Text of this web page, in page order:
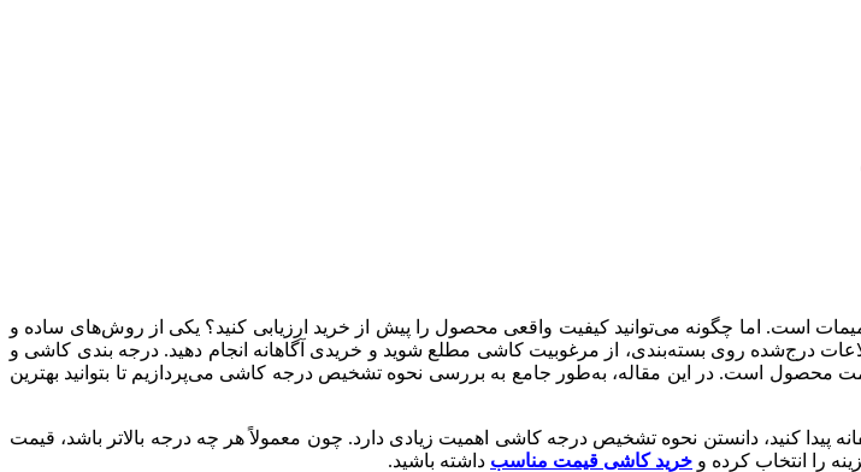
است. اما چگونه می‌توانید کیفیت واقعی محصول را پیش از خرید ارزیابی کنید؟ یکی از روش‌های ساده و
روی بسته‌بندی، از مرغوبیت کاشی مطلع شوید و خریدی آگاهانه انجام دهید. درجه بندی کاشی و
محصول است. در این مقاله، به‌طور جامع به بررسی نحوه تشخیص درجه کاشی می‌پردازیم تا بتوانید بهترین
پیدا کنید، دانستن نحوه تشخیص درجه کاشی اهمیت زیادی دارد. چون معمولاً هر چه درجه بالاتر باشد، قیمت
را انتخاب کرده و خرید کاشی قیمت مناسب داشته باشید.